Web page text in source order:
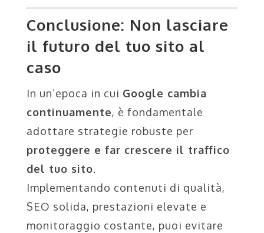
Conclusione: Non lasciare
il futuro del tuo sito al
caso
In un’epoca in cui Google cambia
continuamente, è fondamentale
adottare strategie robuste per
proteggere e far crescere il traffico
del tuo sito.
Implementando contenuti di qualità,
SEO solida, prestazioni elevate e
monitoraggio costante, puoi evitare